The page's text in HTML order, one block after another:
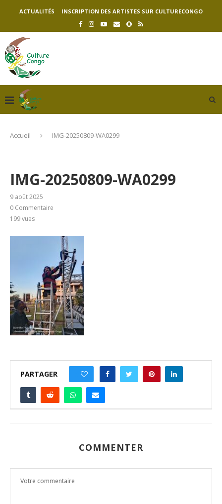
ACTUALITÉS INSCRIPTION DES ARTISTES SUR CULTURECONGO
Accueil IMG-20250809-WA0299
IMG-20250809-WA0299
9 août 2025
0 Commentaire
199vues
PARTAGER
COMMENTER